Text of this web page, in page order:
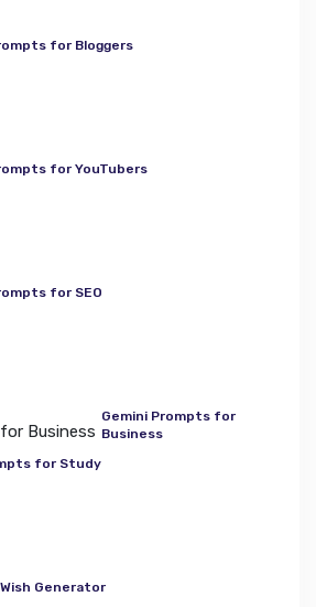
for Bloggers
for YouTubers
for SEO
Gemini Prompts for
Business
for Study
Generator